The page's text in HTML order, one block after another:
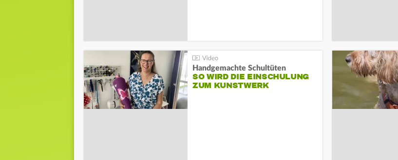
Handgemachte Schultüten
SO WIRD DIE EINSCHULUNG
ZUM KUNSTWERK